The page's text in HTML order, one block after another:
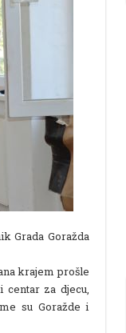
Grada Goražda
krajem prošle
centar za djecu,
su Goražde i